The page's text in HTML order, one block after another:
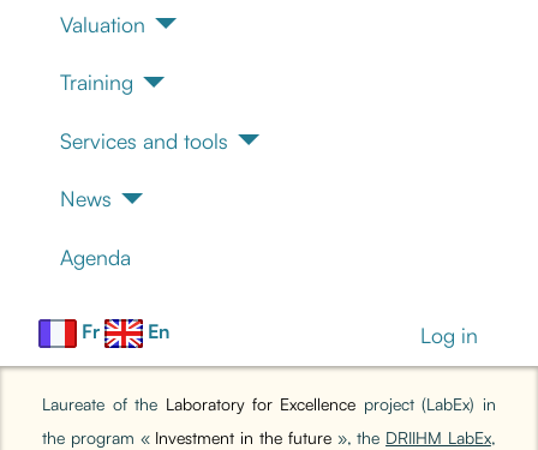
Valuation
Training
Services and tools
News
Agenda
Fr En Log in
Laureate of the Laboratory for Excellence project (LabEx) in
the program « Investment in the future», the DRIIHM LabEx,